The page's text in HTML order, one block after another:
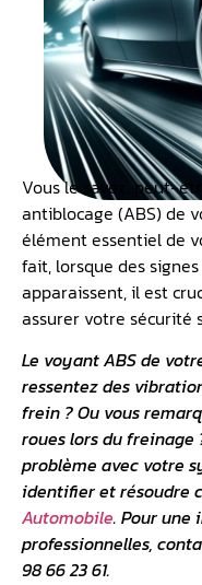
Vous le savez, peut-
antiblocage (ABS) de
élément essentiel de
fait, lorsque des
apparaissent, il est
assurer votre sécurité
Le voyant ABSde
ressentez des
frein ? Ou vous
roues lors du freinage
problème avec votre
identifier et résoudre
Automobile. Pour une
professionnelles,
98 66 23 61.